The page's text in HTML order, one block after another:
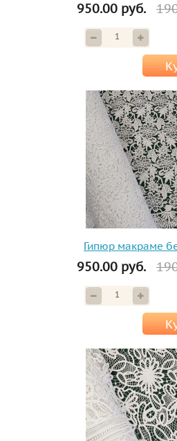
950.00 руб.
Гипюр макраме
950.00 руб.